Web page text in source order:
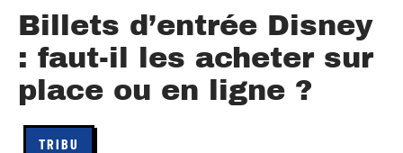
Billets d’entrée Disney
: faut-il les acheter sur
place ou en ligne ?
TRIBU